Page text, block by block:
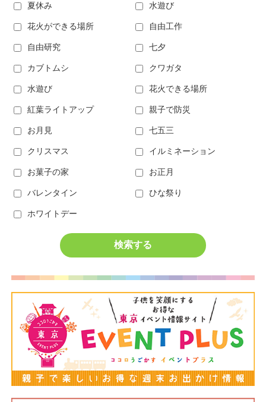
夏休み 水遊び
花火ができる場所 自由工作
自由研究 七夕
カブトムシ クワガタ
水遊び 花火できる場所
紅葉ライトアップ 親子で防災
お月見 七五三
クリスマス イルミネーション
お菓子の家 お正月
バレンタイン ひな祭り
ホワイトデー